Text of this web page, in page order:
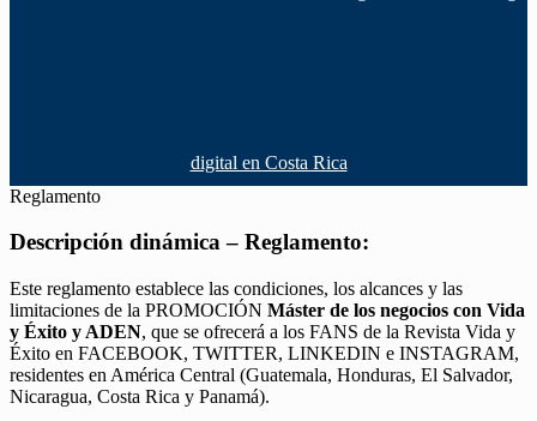
digital en Costa Rica
Reglamento
Descripción dinámica – Reglamento:
Este reglamento establece las condiciones, los alcances y las
limitaciones de la PROMOCIÓN Máster de los negocios con Vida
y Éxito y ADEN, que se ofrecerá a los FANS de la Revista Vida y
Éxito en FACEBOOK, TWITTER, LINKEDIN e INSTAGRAM,
residentes en América Central (Guatemala, Honduras, El Salvador,
Nicaragua, Costa Rica y Panamá).